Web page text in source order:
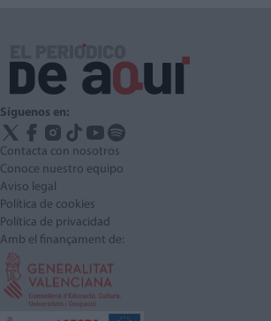
Síguenos en:
Contacta con nosotros
Conoce nuestro equipo
Aviso legal
Política de cookies
Política de privacidad
Amb el finançament de: